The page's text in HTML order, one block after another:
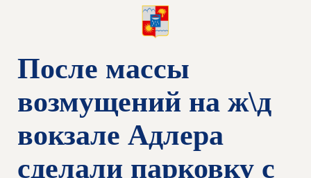
После массы
возмущений на ж\д
вокзале Адлера
сделали парковку с